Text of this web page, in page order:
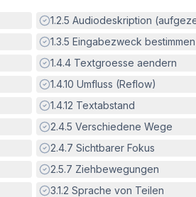
Erfüllt:
1.2.5 Audiodeskription
Erfüllt:
1.3.5 Eingabezweck bestimmen
Erfüllt:
1.4.4 Textgroesse aendern
Erfüllt:
1.4.10 Umfluss (Reflow)
Erfüllt:
1.4.12 Textabstand
Erfüllt:
2.4.5 Verschiedene Wege
Erfüllt:
2.4.7 Sichtbarer Fokus
Erfüllt:
2.5.7 Ziehbewegungen
Erfüllt:
3.1.2 Sprache von Teilen